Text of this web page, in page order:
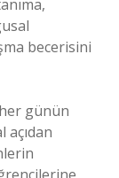
becerisini
günün